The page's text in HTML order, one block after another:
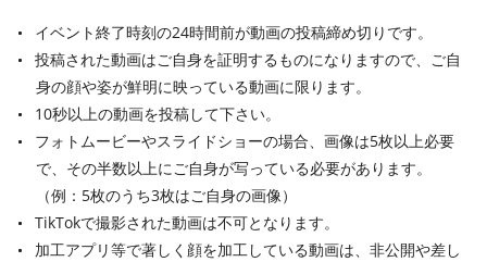
イベント終了時刻の24時間前が動画の投稿締め切りです。
投稿された動画はご自身を証明するものになりますので、ご自
身の顔や姿が鮮明に映っている動画に限ります。
10秒以上の動画を投稿して下さい。
フォトムービーやスライドショーの場合、画像は5枚以上必要
で、その半数以上にご自身が写っている必要があります。
（例：5枚のうち3枚はご自身の画像）
TikTokで撮影された動画は不可となります。
加工アプリ等で著しく顔を加工している動画は、非公開や差し